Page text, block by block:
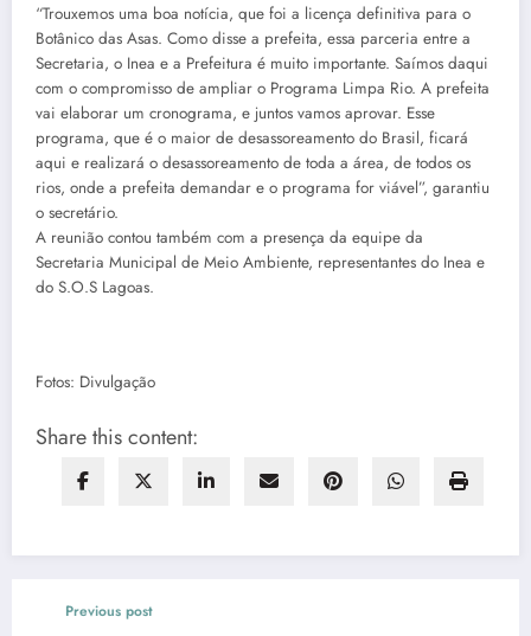
“Trouxemos uma boa notícia, que foi a licença definitiva para o
Botânico das Asas. Como disse a prefeita, essa parceria entre a
Secretaria, o Inea e a Prefeitura é muito importante. Saímos daqui
com o compromisso de ampliar o Programa Limpa Rio. A prefeita
vai elaborar um cronograma, e juntos vamos aprovar. Esse
programa, que é o maior de desassoreamento do Brasil, ficará
aqui e realizará o desassoreamento de toda a área, de todos os
rios, onde a prefeita demandar e o programa for viável”, garantiu
o secretário.
A reunião contou também com a presença da equipe da
Secretaria Municipal de Meio Ambiente, representantes do Inea e
do S.O.S Lagoas.
Fotos: Divulgação
Share this content:
Previous post